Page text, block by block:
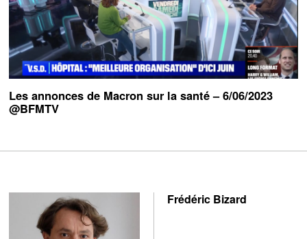
Les annonces de Macron sur la santé – 6/06/2023
@BFMTV
Frédéric Bizard